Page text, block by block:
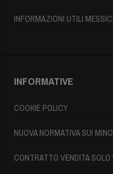
INFORMAZIONI UTILI
INFORMATIVE
COOKIE POLICY
NUOVA NORMATIVA SUI
CONTRATTO VENDITA SOLO